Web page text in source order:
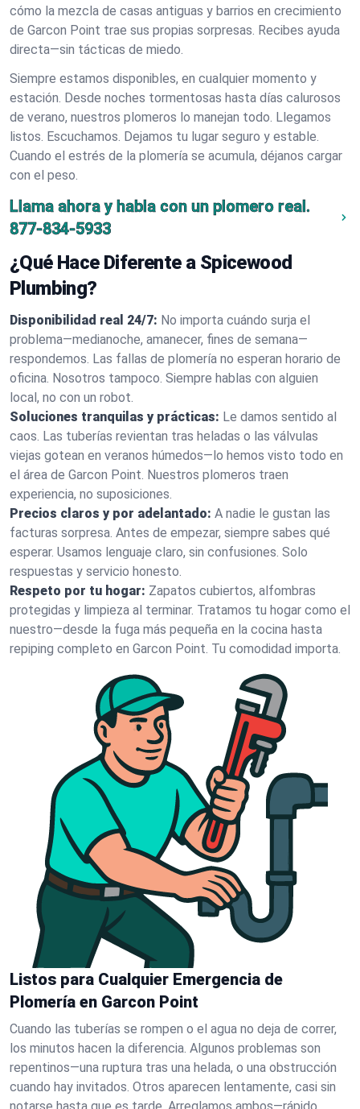
cómo la mezcla de casas antiguas y barrios en crecimiento
de Garcon Point trae sus propias sorpresas. Recibes ayuda
directa—sin tácticas de miedo.
Siempre estamos disponibles, en cualquier momento y
estación. Desde noches tormentosas hasta días calurosos
de verano, nuestros plomeros lo manejan todo. Llegamos
listos. Escuchamos. Dejamos tu lugar seguro y estable.
Cuando el estrés de la plomería se acumula, déjanos cargar
con el peso.
Llama ahora y habla con un plomero real.
877-834-5933
¿Qué Hace Diferente a Spicewood
Plumbing?
Disponibilidad real 24/7: No importa cuándo surja el
problema—medianoche, amanecer, fines de semana—
respondemos. Las fallas de plomería no esperan horario de
oficina. Nosotros tampoco. Siempre hablas con alguien
local, no con un robot.
Soluciones tranquilas y prácticas: Le damos sentido al
caos. Las tuberías revientan tras heladas o las válvulas
viejas gotean en veranos húmedos—lo hemos visto todo en
el área de Garcon Point. Nuestros plomeros traen
experiencia, no suposiciones.
Precios claros y por adelantado: A nadie le gustan las
facturas sorpresa. Antes de empezar, siempre sabes qué
esperar. Usamos lenguaje claro, sin confusiones. Solo
respuestas y servicio honesto.
Respeto por tu hogar: Zapatos cubiertos, alfombras
protegidas y limpieza al terminar. Tratamos tu hogar como el
nuestro—desde la fuga más pequeña en la cocina hasta
repiping completo en Garcon Point. Tu comodidad importa.
Listos para Cualquier Emergencia de
Plomería en Garcon Point
Cuando las tuberías se rompen o el agua no deja de correr,
los minutos hacen la diferencia. Algunos problemas son
repentinos—una ruptura tras una helada, o una obstrucción
cuando hay invitados. Otros aparecen lentamente, casi sin